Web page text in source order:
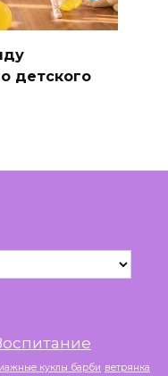
детского
куклы барби ветрянка